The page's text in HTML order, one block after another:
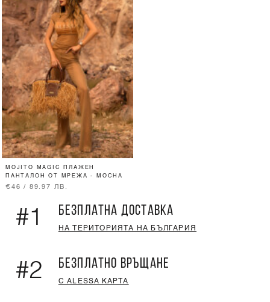
MOJITO MAGIC ПЛАЖЕН
ПАНТАЛОН ОТ МРЕЖА - MOCHA
€46 / 89.97 ЛВ.
#1 БЕЗПЛАТНА ДОСТАВКА
НА ТЕРИТОРИЯТА НА БЪЛГАРИЯ
#2 БЕЗПЛАТНО ВРЪЩАНЕ
С ALESSA КАРТА